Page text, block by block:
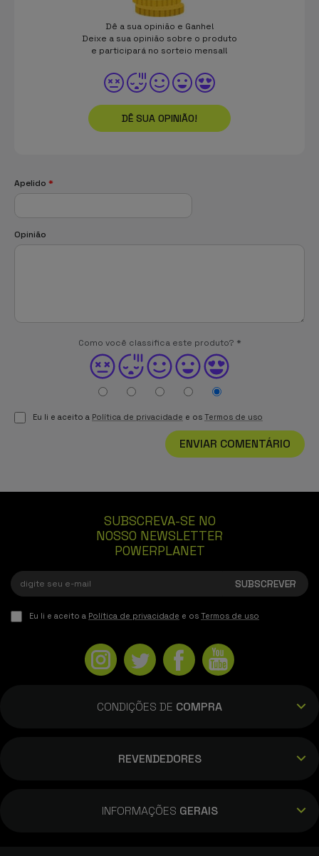
Dê a sua opinião e Ganhe!
Deixe a sua opinião sobre o produto
e participará no sorteio mensal!
DÊ SUA OPINIÃO!
Apelido *
Opinião
Como você classifica este produto? *
Eu li e aceito a Política de privacidade e os Termos de uso
ENVIAR COMENTÁRIO
SUBSCREVA-SE NO
NOSSO NEWSLETTER
POWERPLANET
Eu li e aceito a Política de privacidade e os Termos de uso
CONDIÇÕES DE COMPRA
REVENDEDORES
INFORMAÇÕES GERAIS